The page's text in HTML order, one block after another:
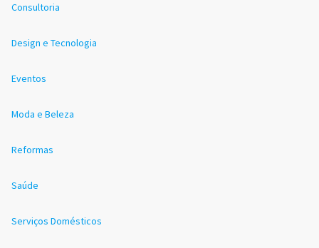
Consultoria
Design e Tecnologia
Eventos
Moda e Beleza
Reformas
Saúde
Serviços Domésticos